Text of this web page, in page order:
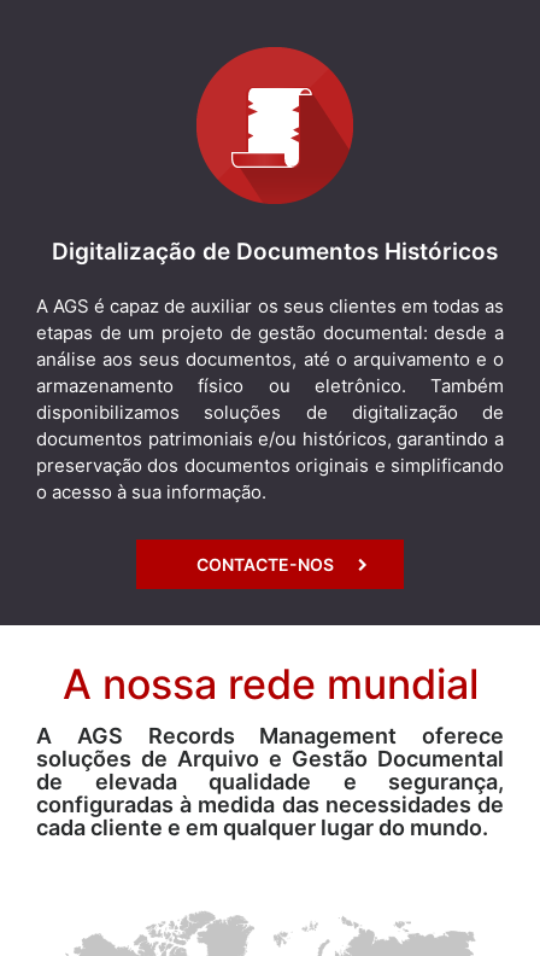
Digitalização de Documentos Históricos
A AGS é capaz de auxiliar os seus clientes em todas as
etapas de um projeto de gestão documental: desde a
análise aos seus documentos, até o arquivamento e o
armazenamento físico ou eletrônico. Também
disponibilizamos soluções de digitalização de
documentos patrimoniais e/ou históricos, garantindo a
preservação dos documentos originais e simplificando
o acesso à sua informação.
CONTACTE-NOS
A nossa rede mundial
A AGS Records Management oferece
soluções de Arquivo e Gestão Documental
de elevada qualidade e segurança,
configuradas à medida das necessidades de
cada cliente e em qualquer lugar do mundo.